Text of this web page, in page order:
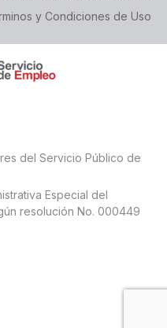
y Condiciones de Uso
del Servicio Público de
Especial del
resolución No. 000449